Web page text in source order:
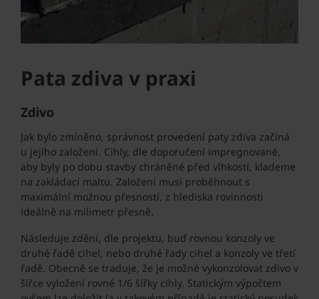
Pata zdiva v praxi
Zdivo
Jak bylo zmíněno, správnost provedení paty zdiva začíná
u jejího založení. Cihly, dle doporučení impregnované,
aby byly po dobu stavby chráněné před vlhkostí, klademe
na zakládací maltu. Založení musí proběhnout s
maximální možnou přesností, z hlediska rovinnosti
ideálně na milimetr přesně.
Následuje zdění, dle projektu, buď rovnou konzoly ve
druhé řadě cihel, nebo druhé řady cihel a konzoly ve třetí
řadě. Obecně se traduje, že je možné vykonzolovat zdivo v
šířce vyložení rovné 1/6 šířky cihly. Statickým výpočtem